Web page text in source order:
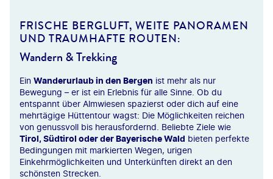
FRISCHE BERGLUFT, WEITE PANORAMEN
UND TRAUMHAFTE ROUTEN:
Wandern & Trekking
Ein Wanderurlaub in den Bergen ist mehr als nur
Bewegung – er ist ein Erlebnis für alle Sinne. Ob du
entspannt über Almwiesen spazierst oder dich auf eine
mehrtägige Hüttentour wagst: Die Möglichkeiten reichen
von genussvoll bis herausfordernd. Beliebte Ziele wie
Tirol, Südtirol oder der Bayerische Wald bieten perfekte
Bedingungen mit markierten Wegen, urigen
Einkehrmöglichkeiten und Unterkünften direkt an den
schönsten Strecken.